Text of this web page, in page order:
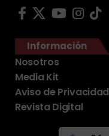
Información
Nosotros
Media Kit
Aviso de Privacidad
Revista Digital